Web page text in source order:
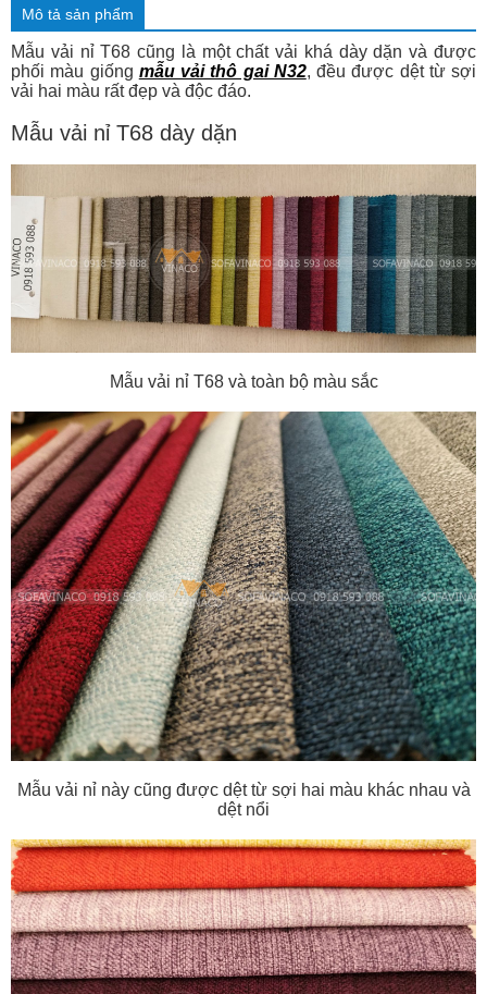
Mô tả sản phẩm
Mẫu vải nỉ T68 cũng là một chất vải khá dày dặn và được
phối màu giống mẫu vải thô gai N32, đều được dệt từ sợi
vải hai màu rất đẹp và độc đáo.
Mẫu vải nỉ T68 dày dặn
Mẫu vải nỉ T68 và toàn bộ màu sắc
Mẫu vải nỉ này cũng được dệt từ sợi hai màu khác nhau và
dệt nổi